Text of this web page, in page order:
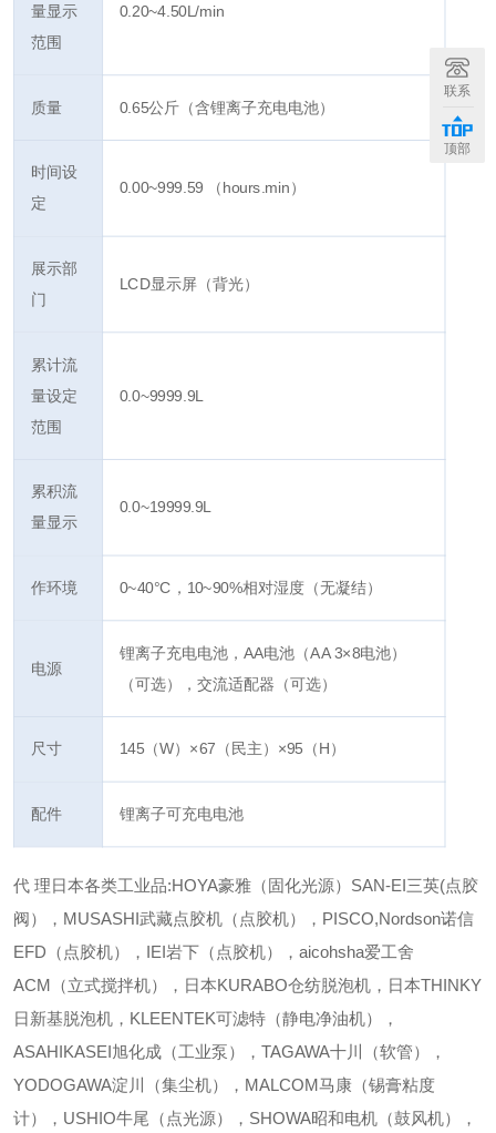
量显示
范围
0.20~4.50L/min
质量 0.65公斤（含锂离子充电电池）
时间设
定
0.00~999.59 （hours.min）
展示部
门
LCD显示屏（背光）
累计流
量设定
范围
0.0~9999.9L
累积流
量显示
0.0~19999.9L
作环境 0~40°C，10~90%相对湿度（无凝结）
电源
锂离子充电电池，AA电池（AA 3×8电池）
（可选），交流适配器（可选）
尺寸 145（W）×67（民主）×95（H）
配件 锂离子可充电电池
代 理日本各类工业品:HOYA豪雅（固化光源）SAN-EI三英(点胶
阀），MUSASHI武藏点胶机（点胶机），PISCO,Nordson诺信
EFD（点胶机），IEI岩下（点胶机），aicohsha爱工舍
ACM（立式搅拌机），日本KURABO仓纺脱泡机，日本THINKY
日新基脱泡机，KLEENTEK可滤特（静电净油机），
ASAHIKASEI旭化成（工业泵），TAGAWA十川（软管），
YODOGAWA淀川（集尘机），MALCOM马康（锡膏粘度
计），USHIO牛尾（点光源），SHOWA昭和电机（鼓风机），
联系
顶部